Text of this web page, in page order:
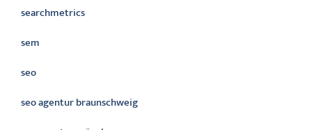
searchmetrics
sem
seo
seo agentur braunschweig